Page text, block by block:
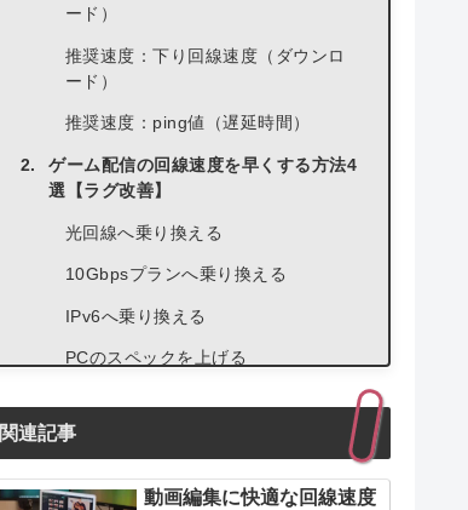
ード）
推奨速度：下り回線速度（ダウンロ
ード）
推奨速度：ping値（遅延時間）
ゲーム配信の回線速度を早くする方法4
選【ラグ改善】
光回線へ乗り換える
10Gbpsプランへ乗り換える
IPv6へ乗り換える
PCのスペックを上げる
光回線1：GMOとくとくBB光
光回線2：SoftBank光
関連記事
動画編集に快適な回線速度